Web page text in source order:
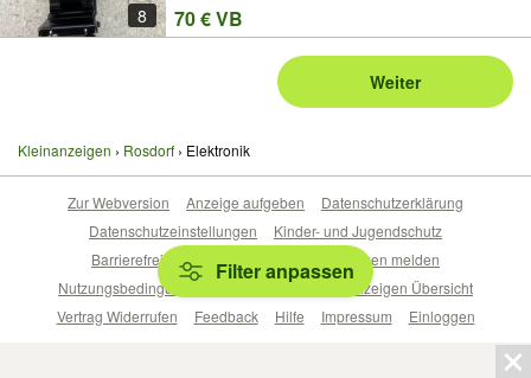
8 70 € VB
Weiter
Kleinanzeigen Rosdorf Elektronik
Filter anpassen
Zur Webversion Anzeige aufgeben
Datenschutzerklärung
Datenschutzeinstellungen
Kinder- und Jugendschutz
Barrierefreiheitserklärung
Sicherheitslücken melden
Nutzungsbedingungen
Beliebte Suchen
Anzeigen Übersicht
Vertrag Widerrufen
Feedback Hilfe Impressum Einloggen